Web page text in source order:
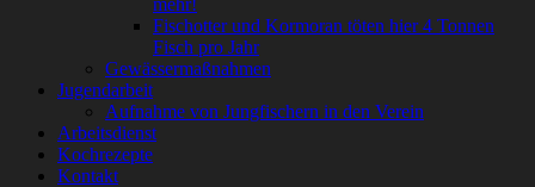
mehr!
Fischotter und Kormoran töten hier 4 Tonnen
Fisch pro Jahr
Gewässermaßnahmen
Jugendarbeit
Aufnahme von Jungfischern in den Verein
Arbeitsdienst
Kochrezepte
Kontakt